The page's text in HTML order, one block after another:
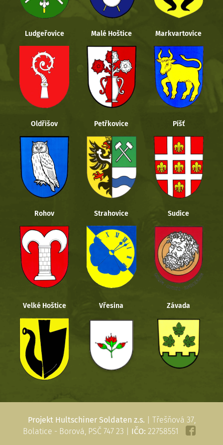
Ludgeřovice Malé Hoštice Markvartovice
Oldřišov Petřkovice Píšť
Rohov Strahovice Sudice
Velké Hoštice Vřesina Závada
Projekt Hultschiner Soldaten z.s. | Třešňová 37,
Bolatice - Borová, PSČ 747 23 | IČO: 22758551